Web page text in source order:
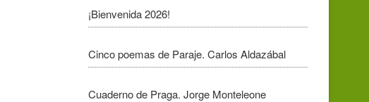
¡Bienvenida 2026!
Cinco poemas de Paraje. Carlos Aldazábal
Cuaderno de Praga. Jorge Monteleone